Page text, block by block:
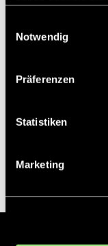
Notwendig
Präferenzen
Statistiken
Marketing